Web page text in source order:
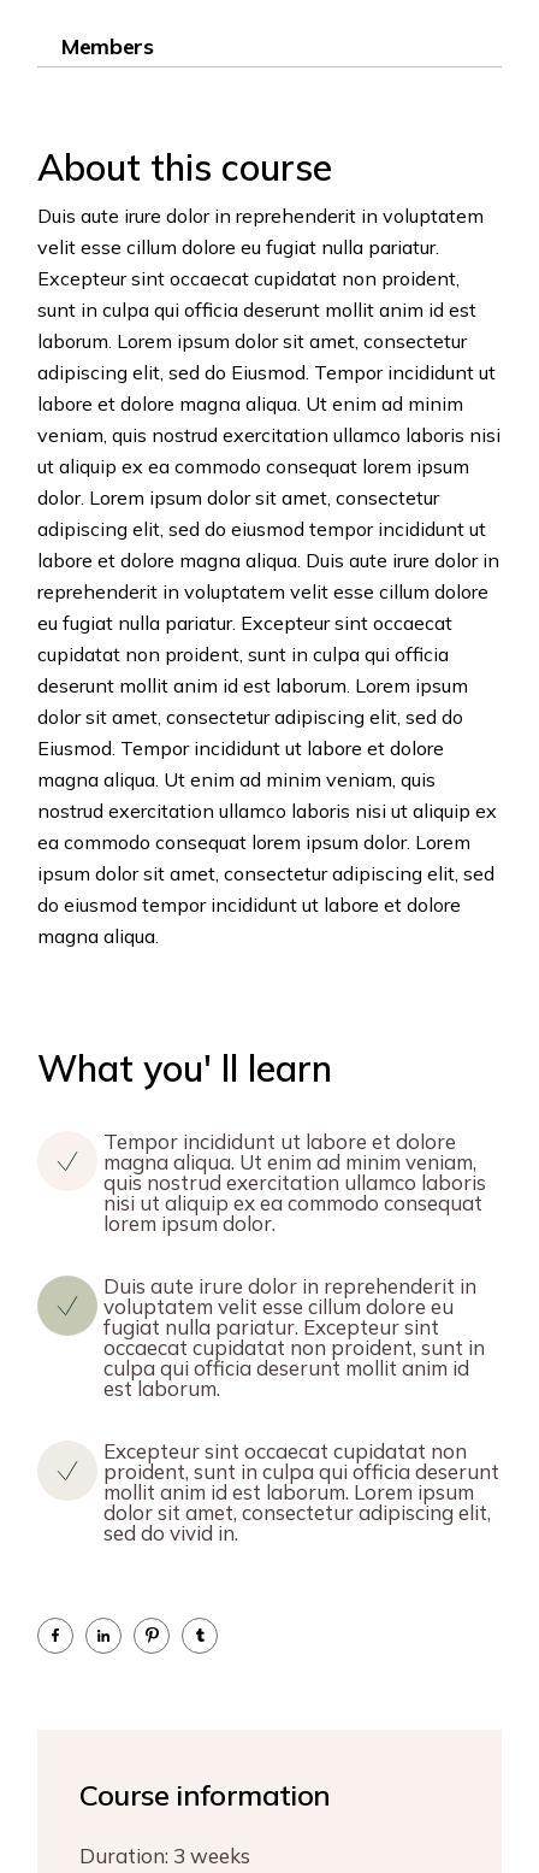
Members
About this course
Duis aute irure dolor in reprehenderit in voluptatem
velit esse cillum dolore eu fugiat nulla pariatur.
Excepteur sint occaecat cupidatat non proident,
sunt in culpa qui officia deserunt mollit anim id est
laborum. Lorem ipsum dolor sit amet, consectetur
adipiscing elit, sed do Eiusmod. Tempor incididunt ut
labore et dolore magna aliqua. Ut enim ad minim
veniam, quis nostrud exercitation ullamco laboris nisi
ut aliquip ex ea commodo consequat lorem ipsum
dolor. Lorem ipsum dolor sit amet, consectetur
adipiscing elit, sed do eiusmod tempor incididunt ut
labore et dolore magna aliqua. Duis aute irure dolor in
reprehenderit in voluptatem velit esse cillum dolore
eu fugiat nulla pariatur. Excepteur sint occaecat
cupidatat non proident, sunt in culpa qui officia
deserunt mollit anim id est laborum. Lorem ipsum
dolor sit amet, consectetur adipiscing elit, sed do
Eiusmod. Tempor incididunt ut labore et dolore
magna aliqua. Ut enim ad minim veniam, quis
nostrud exercitation ullamco laboris nisi ut aliquip ex
ea commodo consequat lorem ipsum dolor. Lorem
ipsum dolor sit amet, consectetur adipiscing elit, sed
do eiusmod tempor incididunt ut labore et dolore
magna aliqua.
What you' ll learn
Tempor incididunt ut labore et dolore
magna aliqua. Ut enim ad minim veniam,
quis nostrud exercitation ullamco laboris
nisi ut aliquip ex ea commodo consequat
lorem ipsum dolor.
Duis aute irure dolor in reprehenderit in
voluptatem velit esse cillum dolore eu
fugiat nulla pariatur. Excepteur sint
occaecat cupidatat non proident, sunt in
culpa qui officia deserunt mollit anim id
est laborum.
Excepteur sint occaecat cupidatat non
proident, sunt in culpa qui officia deserunt
mollit anim id est laborum. Lorem ipsum
dolor sit amet, consectetur adipiscing elit,
sed do vivid in.
Course information
Duration: 3 weeks